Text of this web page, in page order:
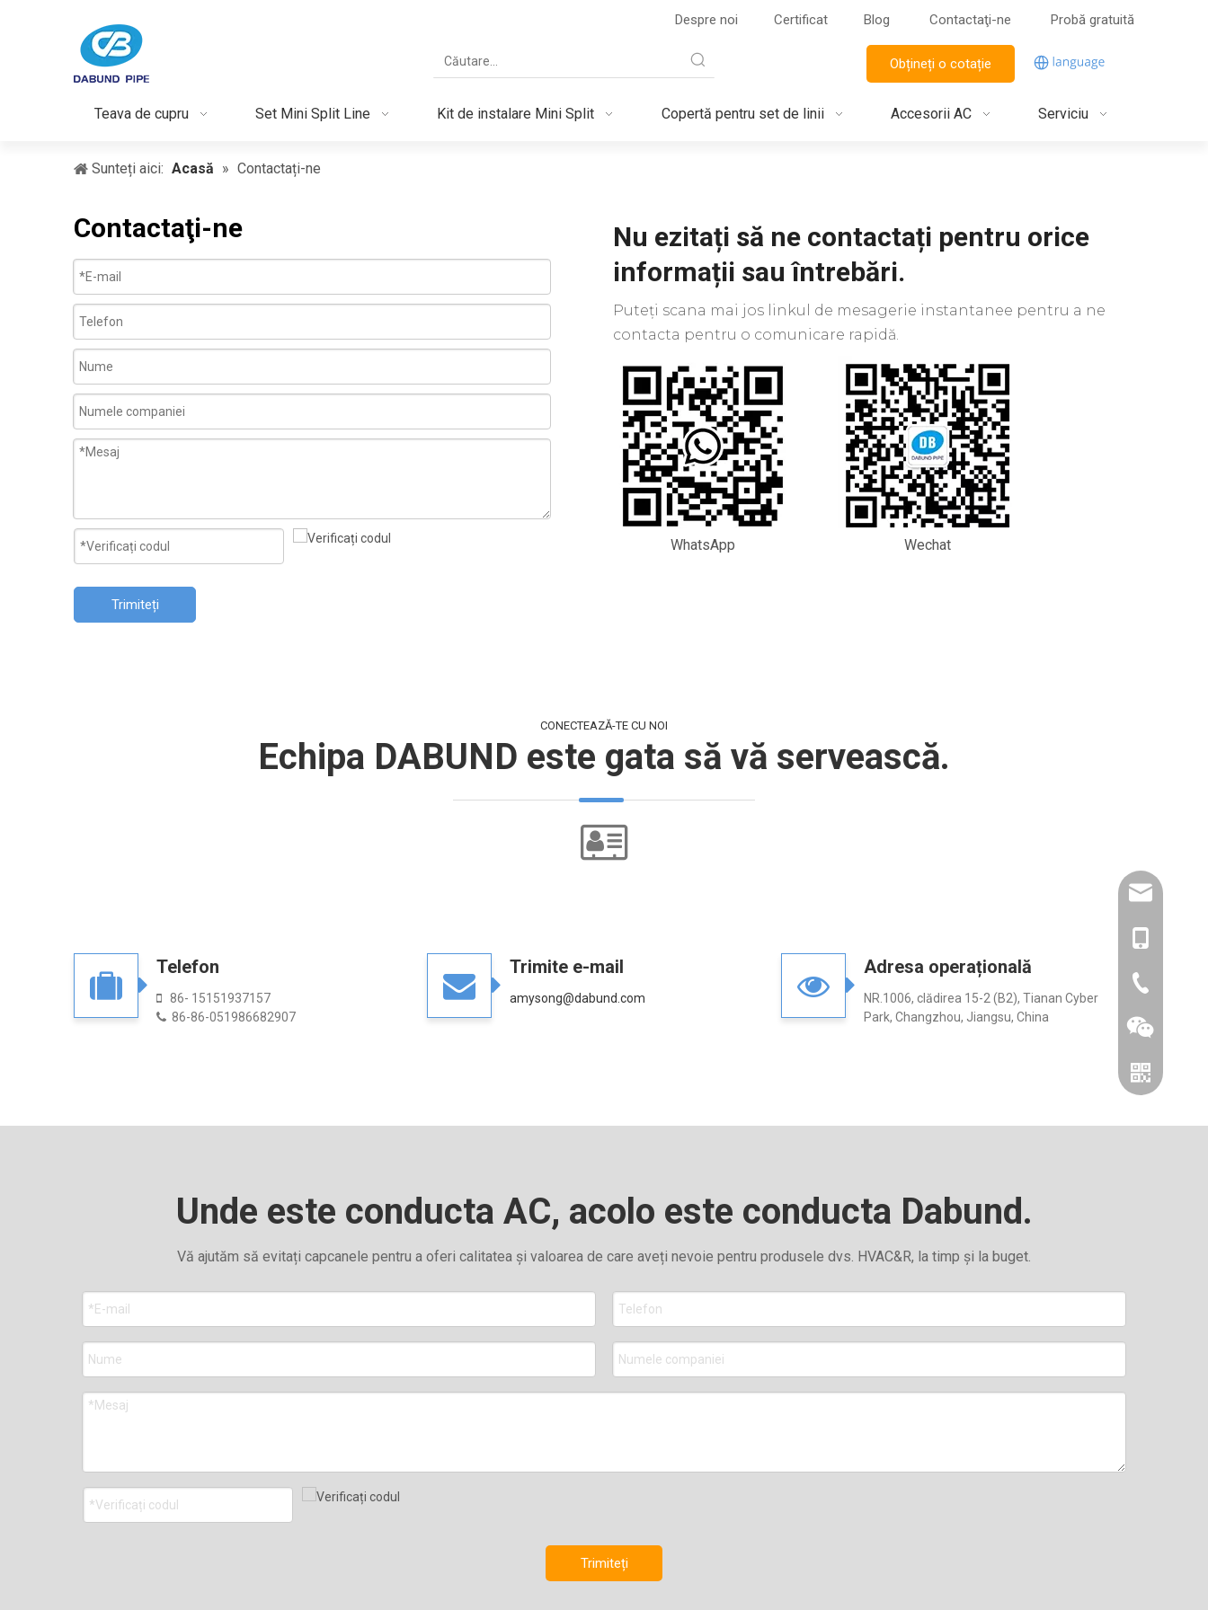
Despre noi Certificat Blog Contactaţi-ne Probă gratuită
Obțineți o cotație
Teava de cupru Set Mini Split Line Kit de instalare Mini Split Copertă pentru set de linii Accesorii AC Serviciu
Sunteți aici: Acasă » Contactați-ne
Contactaţi-ne
Trimiteți
Nu ezitați să ne contactați pentru orice
informații sau întrebări.
Puteți scana mai jos linkul de mesagerie instantanee pentru a ne
contacta pentru o comunicare rapidă.
WhatsApp Wechat
CONECTEAZĂ-TE CU NOI
Echipa DABUND este gata să vă servească.
Telefon
 86- 15151937157
 86-86-051986682907
Trimite e-mail
amysong@dabund.com
Adresa operațională
NR.1006, clădirea 15-2 (B2), Tianan Cyber ​​
Park, Changzhou, Jiangsu, China
Unde este conducta AC, acolo este conducta Dabund.
Vă ajutăm să evitați capcanele pentru a oferi calitatea și valoarea de care aveți nevoie pentru produsele dvs. HVAC&R, la timp și la buget.
Trimiteți
86-